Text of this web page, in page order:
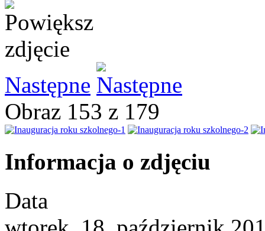
Następne
Obraz 153 z 179
Informacja o zdjęciu
Data